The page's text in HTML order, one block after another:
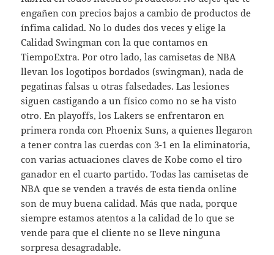
engañen con precios bajos a cambio de productos de
ínfima calidad. No lo dudes dos veces y elige la
Calidad Swingman con la que contamos en
TiempoExtra. Por otro lado, las camisetas de NBA
llevan los logotipos bordados (swingman), nada de
pegatinas falsas u otras falsedades. Las lesiones
siguen castigando a un físico como no se ha visto
otro. En playoffs, los Lakers se enfrentaron en
primera ronda con Phoenix Suns, a quienes llegaron
a tener contra las cuerdas con 3-1 en la eliminatoria,
con varias actuaciones claves de Kobe como el tiro
ganador en el cuarto partido. Todas las camisetas de
NBA que se venden a través de esta tienda online
son de muy buena calidad. Más que nada, porque
siempre estamos atentos a la calidad de lo que se
vende para que el cliente no se lleve ninguna
sorpresa desagradable.